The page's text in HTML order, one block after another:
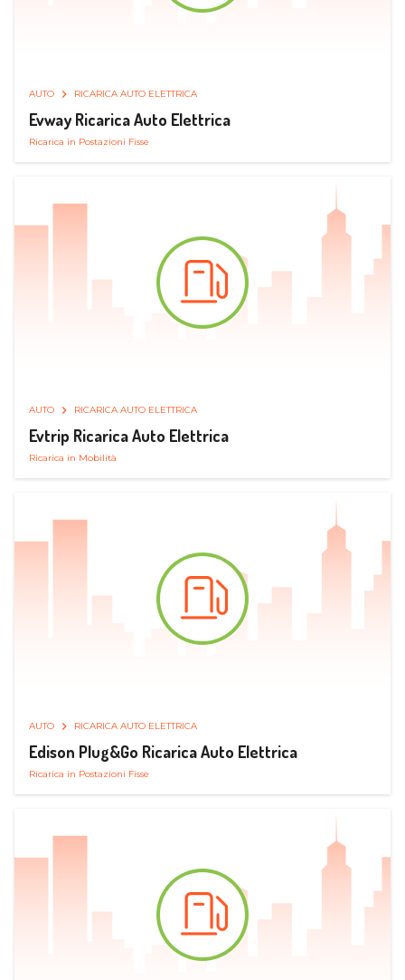
AUTO RICARICA AUTO ELETTRICA
Evway Ricarica Auto Elettrica
Ricarica in Postazioni Fisse
AUTO RICARICA AUTO ELETTRICA
Evtrip Ricarica Auto Elettrica
Ricarica in Mobilità
AUTO RICARICA AUTO ELETTRICA
Edison Plug&Go Ricarica Auto Elettrica
Ricarica in Postazioni Fisse